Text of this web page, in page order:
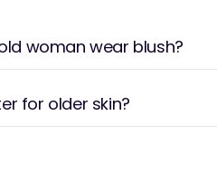
woman wear blush?
for older skin?